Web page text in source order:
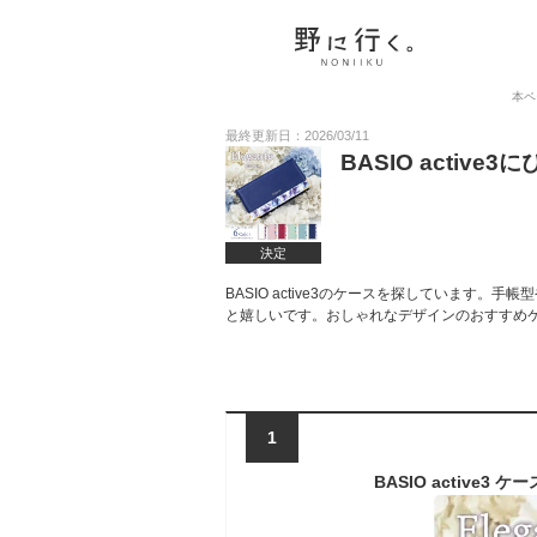
本
最終更新日：2026/03/11
決定
BASIO active3に
BASIO active3のケースを探しています。手帳
と嬉しいです。おしゃれなデザインのおすすめ
1